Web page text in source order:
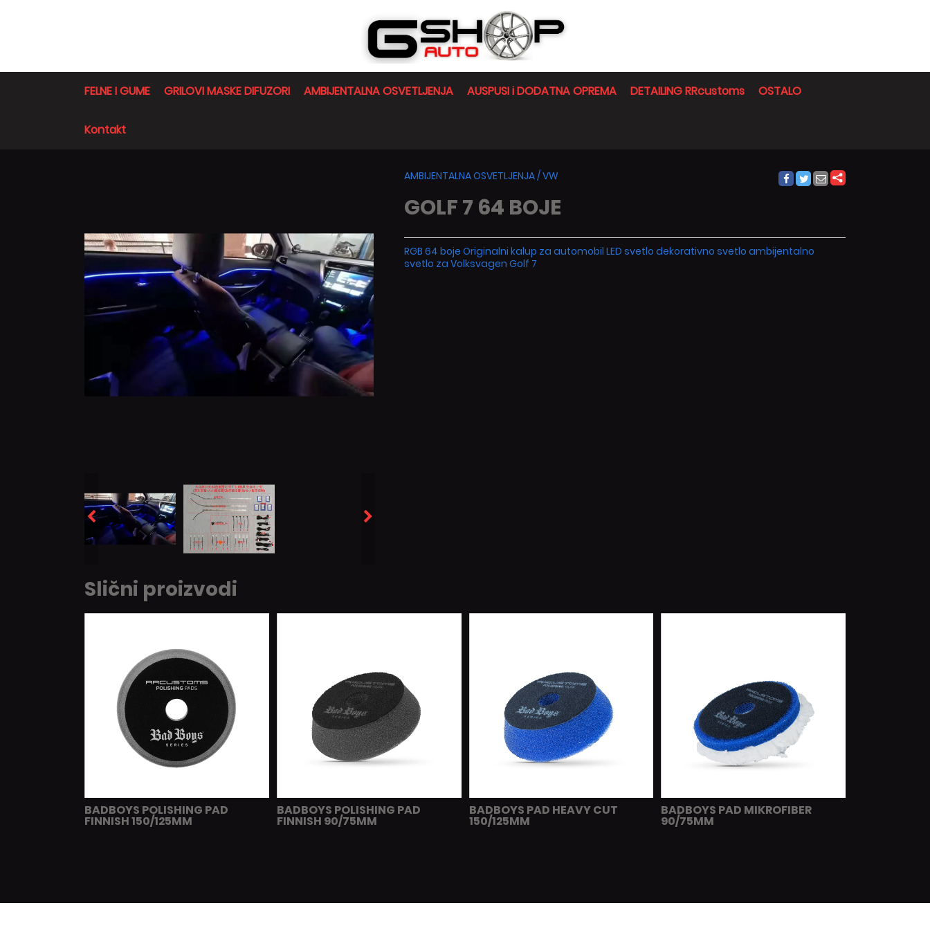
FELNE I GUME GRILOVI MASKE DIFUZORI AMBIJENTALNA OSVETLJENJA AUSPUSI i DODATNA OPREMA DETAILING RRcustoms OSTALO
Kontakt
AMBIJENTALNA OSVETLJENJA/VW
GOLF 7 64 BOJE
RGB 64 boje Originalni kalup za automobil LED svetlo dekorativno svetlo ambijentalno
svetlo za Volksvagen Golf 7
Slični proizvodi
BADBOYS POLISHING PAD
FINNISH 150/125MM
BADBOYS POLISHING PAD
FINNISH 90/75MM
BADBOYS PAD HEAVY CUT
150/125MM
BADBOYS PAD MIKROFIBER
90/75MM